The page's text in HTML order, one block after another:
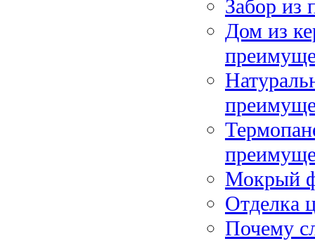
Забор из
Дом из
Мокрый
Отделка
Почему